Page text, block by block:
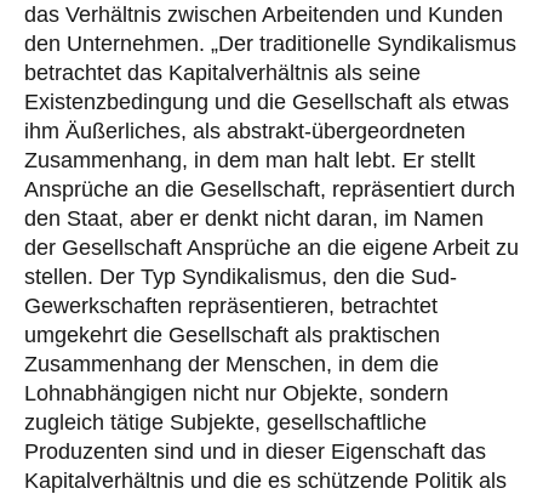
das Verhältnis zwischen Arbeitenden und Kunden
den Unternehmen. „Der traditionelle Syndikalismus
betrachtet das Kapitalverhältnis als seine
Existenzbedingung und die Gesellschaft als etwas
ihm Äußerliches, als abstrakt-übergeordneten
Zusammenhang, in dem man halt lebt. Er stellt
Ansprüche an die Gesellschaft, repräsentiert durch
den Staat, aber er denkt nicht daran, im Namen
der Gesellschaft Ansprüche an die eigene Arbeit zu
stellen. Der Typ Syndikalismus, den die Sud-
Gewerkschaften repräsentieren, betrachtet
umgekehrt die Gesellschaft als praktischen
Zusammenhang der Menschen, in dem die
Lohnabhängigen nicht nur Objekte, sondern
zugleich tätige Subjekte, gesellschaftliche
Produzenten sind und in dieser Eigenschaft das
Kapitalverhältnis und die es schützende Politik als